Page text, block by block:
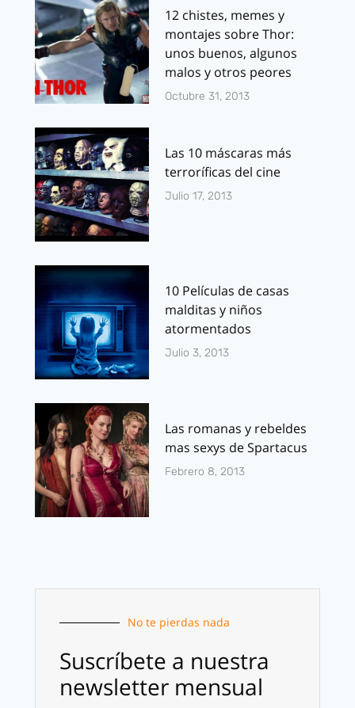
12 chistes, memes y
montajes sobre Thor:
unos buenos, algunos
malos y otros peores
Octubre 31, 2013
Las 10 máscaras más
terroríficas del cine
Julio 17, 2013
10 Películas de casas
malditas y niños
atormentados
Julio 3, 2013
Las romanas y rebeldes
mas sexys de Spartacus
Febrero 8, 2013
No te pierdas nada
Suscríbete a nuestra
newsletter mensual